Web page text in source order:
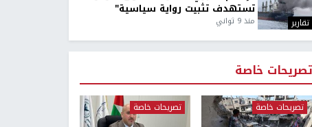
تقارير
تستهدف تثبيت رواية سياسية"
منذ 9 ثواني
تصريحات خاصة
تصريحات خاصة تصريحات خاصة